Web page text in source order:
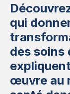
qui
des soins
œuvre au